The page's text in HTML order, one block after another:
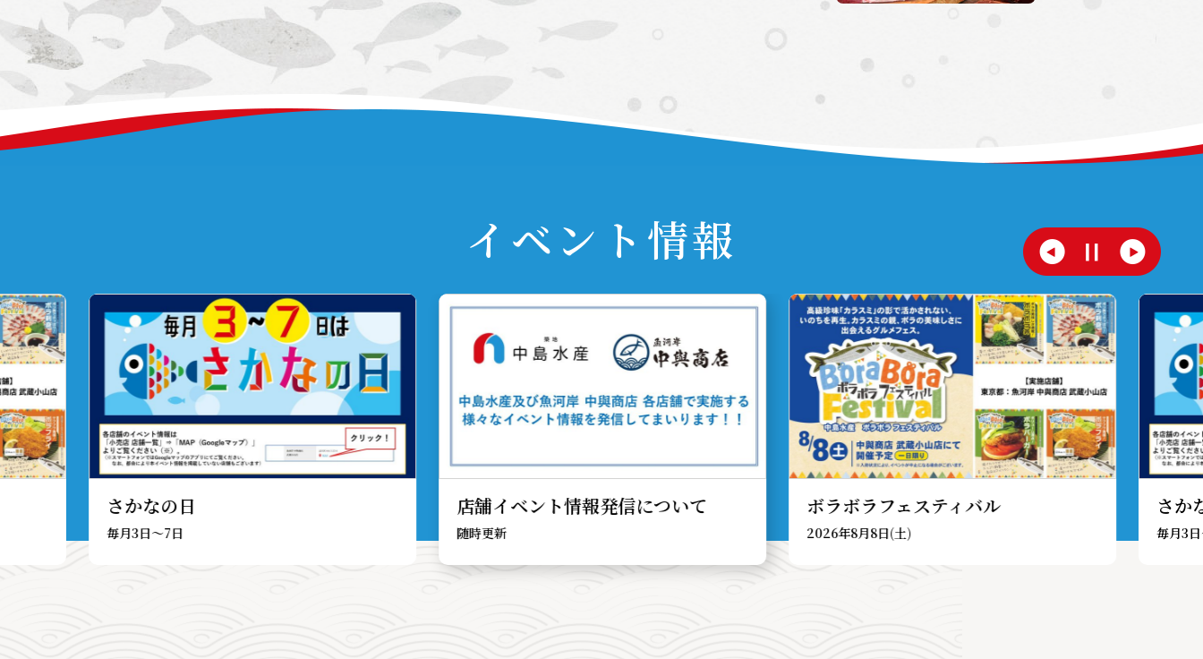
イベント情報
さかなの日
毎月3日～7日
店舗イベント情報発信について
随時更新
ボラボラフェスティバル
2026年8月8日(土)
さか
毎月3